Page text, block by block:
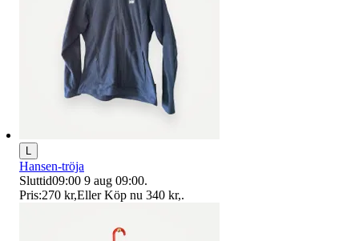
Hansen-tröja
Sluttid09:00 9 aug 09:00.
Pris:270 kr,Eller Köp nu 340 kr,.